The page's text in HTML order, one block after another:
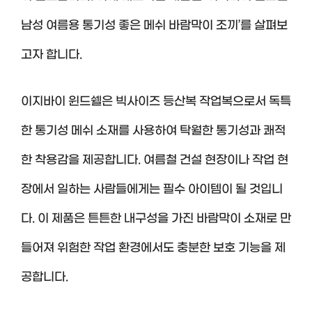
남성 여름용 통기성 좋은 메쉬 바람막이 조끼’를 살펴보
고자 합니다.
이지바이 윈드쉘은 빅사이즈 등산복 작업복으로서 독특
한 통기성 메쉬 소재를 사용하여 탁월한 통기성과 쾌적
한 착용감을 제공합니다. 여름철 건설 현장이나 작업 현
장에서 일하는 사람들에게는 필수 아이템이 될 것입니
다. 이 제품은 튼튼한 내구성을 가진 바람막이 소재로 만
들어져 위험한 작업 환경에서도 충분한 보호 기능을 제
공합니다.